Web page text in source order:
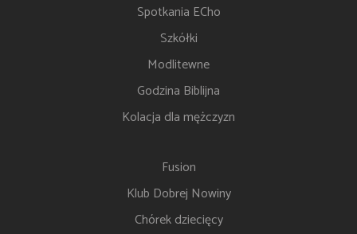
Spotkania ECho
Szkółki
Modlitewne
Godzina Biblijna
Kolacja dla mężczyzn
Fusion
Klub Dobrej Nowiny
Chórek dziecięcy